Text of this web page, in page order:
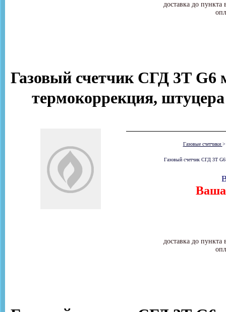
доставка до
Газовый счетчик СГД 3Т G6
термокоррекция,
Газовые счетчики
Газовый счетчик СГД 3Т
Ваша
доставка до